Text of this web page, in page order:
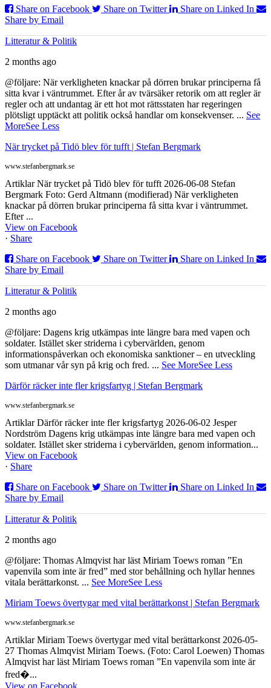
Share on Facebook
Share on Twitter
Share on Linked In
Share by Email
Litteratur & Politik
2 months ago
@följare: När verkligheten knackar på dörren brukar principerna få
sitta kvar i väntrummet. Efter år av tvärsäker retorik om att regler är
regler och att undantag är ett hot mot rättsstaten har regeringen
plötsligt upptäckt att politik också handlar om konsekvenser. ... See
MoreSee Less
När trycket på Tidö blev för tufft | Stefan Bergmark
www.stefanbergmark.se
Artiklar När trycket på Tidö blev för tufft 2026-06-08 Stefan
Bergmark Foto: Gerd Altmann (modifierad) När verkligheten
knackar på dörren brukar principerna få sitta kvar i väntrummet.
Efter ...
View on Facebook
· Share
Share on Facebook
Share on Twitter
Share on Linked In
Share by Email
Litteratur & Politik
2 months ago
@följare: Dagens krig utkämpas inte längre bara med vapen och
soldater. Istället sker striderna i cybervärlden, genom
informationspåverkan och ekonomiska sanktioner – en utveckling
som utmanar vår syn på krig och fred. ... See MoreSee Less
Därför räcker inte fler krigsfartyg | Stefan Bergmark
www.stefanbergmark.se
Artiklar Därför räcker inte fler krigsfartyg 2026-06-02 Jesper
Nordström Dagens krig utkämpas inte längre bara med vapen och
soldater. Istället sker striderna i cybervärlden, genom information...
View on Facebook
· Share
Share on Facebook
Share on Twitter
Share on Linked In
Share by Email
Litteratur & Politik
2 months ago
@följare: Thomas Almqvist har läst Miriam Toews roman ”En
vapenvila som inte är fred” med stor behållning och hyllar hennes
vitala berättarkonst. ... See MoreSee Less
Miriam Toews övertygar med vital berättarkonst | Stefan Bergmark
www.stefanbergmark.se
Artiklar Miriam Toews övertygar med vital berättarkonst 2026-05-
27 Thomas Almqvist Miriam Toews. (Foto: Carol Loewen) Thomas
Almqvist har läst Miriam Toews roman ”En vapenvila som inte är
fred�...